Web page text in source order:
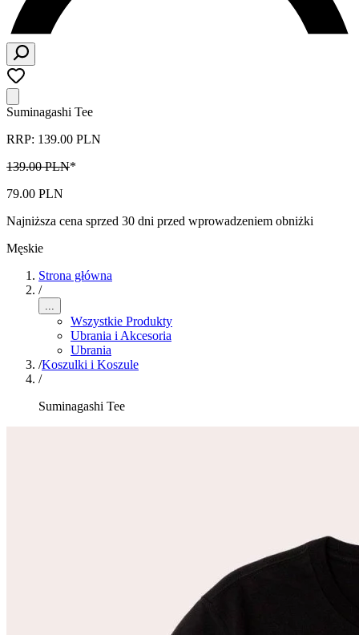
Suminagashi Tee
RRP: 139.00 PLN
139.00 PLN*
79.00 PLN
Najniższa cena sprzed 30 dni przed wprowadzeniem obniżki
Męskie
Strona główna
/
...
Wszystkie Produkty
Ubrania i Akcesoria
Ubrania
/Koszulki i Koszule
/
Suminagashi Tee